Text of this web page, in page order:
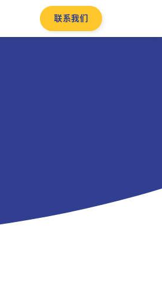
联系我们